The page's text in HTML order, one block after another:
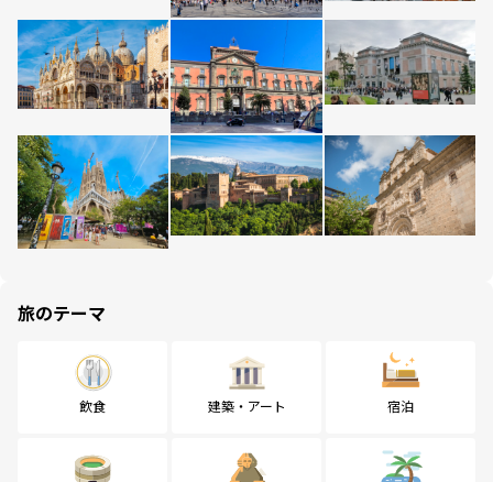
旅のテーマ
飲食 建築・アート 宿泊